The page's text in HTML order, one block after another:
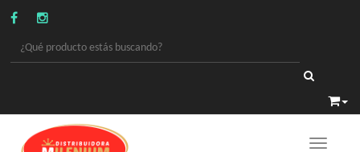
Toggle